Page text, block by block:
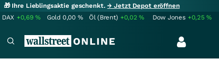
🎁 Ihre Lieblingsaktie geschenkt.→ Jetzt Depot eröffnen
DAX +0,69% Gold 0,00 % Öl (Brent) +0,02% Dow Jones +0,25%